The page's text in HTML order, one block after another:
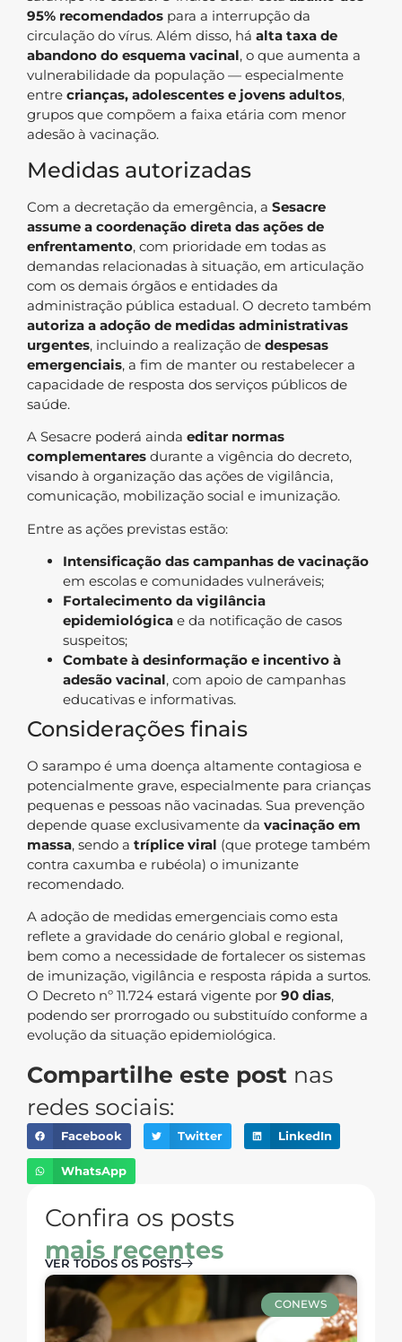
95% recomendados para a interrupção da
circulação do vírus. Além disso, há alta taxa de
abandono do esquema vacinal, o que aumenta a
vulnerabilidade da população — especialmente
entre crianças, adolescentes e jovens adultos,
grupos que compõem a faixa etária com menor
adesão à vacinação.
Medidas autorizadas
Com a decretação da emergência, a Sesacre
assume a coordenação direta das ações de
enfrentamento, com prioridade em todas as
demandas relacionadas à situação, em articulação
com os demais órgãos e entidades da
administração pública estadual. O decreto também
autoriza a adoção de medidas administrativas
urgentes, incluindo a realização de despesas
emergenciais, a fim de manter ou restabelecer a
capacidade de resposta dos serviços públicos de
saúde.
A Sesacre poderá ainda editar normas
complementares durante a vigência do decreto,
visando à organização das ações de vigilância,
comunicação, mobilização social e imunização.
Entre as ações previstas estão:
Intensificação das campanhas de vacinação
em escolas e comunidades vulneráveis;
Fortalecimento da vigilância
epidemiológica e da notificação de casos
suspeitos;
Combate à desinformação e incentivo à
adesão vacinal, com apoio de campanhas
educativas e informativas.
Considerações finais
O sarampo é uma doença altamente contagiosa e
potencialmente grave, especialmente para crianças
pequenas e pessoas não vacinadas. Sua prevenção
depende quase exclusivamente da vacinação em
massa, sendo a tríplice viral (que protege também
contra caxumba e rubéola) o imunizante
recomendado.
A adoção de medidas emergenciais como esta
reflete a gravidade do cenário global e regional,
bem como a necessidade de fortalecer os sistemas
de imunização, vigilância e resposta rápida a surtos.
O Decreto nº 11.724 estará vigente por 90 dias,
podendo ser prorrogado ou substituído conforme a
evolução da situação epidemiológica.
Compartilhe este post nas
redes sociais:
Facebook Twitter LinkedIn
WhatsApp
Confira os posts
mais recentes
VER TODOS OS POSTS
CONEWS